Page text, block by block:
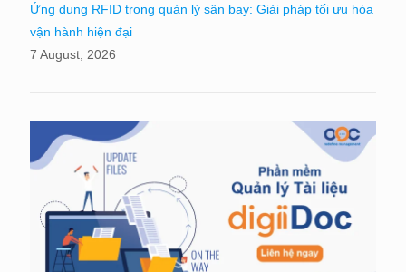
Ứng dụng RFID trong quản lý sân bay: Giải pháp tối ưu hóa
vận hành hiện đại
7 August, 2026